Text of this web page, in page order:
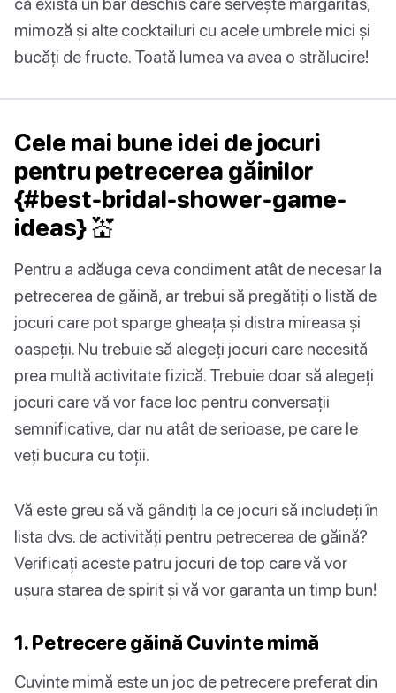
mimoză și alte cocktailuri cu acele umbrele mici și
bucăți de fructe. Toată lumea va avea o strălucire!
Cele mai bune idei de jocuri
pentru petrecerea găinilor
{#best-bridal-shower-game-
ideas} 💒
Pentru a adăuga ceva condiment atât de necesar la
petrecerea de găină, ar trebui să pregătiți o listă de
jocuri care pot sparge gheața și distra mireasa și
oaspeții. Nu trebuie să alegeți jocuri care necesită
prea multă activitate fizică. Trebuie doar să alegeți
jocuri care vă vor face loc pentru conversații
semnificative, dar nu atât de serioase, pe care le
veți bucura cu toții.
Vă este greu să vă gândiți la ce jocuri să includeți în
lista dvs. de activități pentru petrecerea de găină?
Verificați aceste patru jocuri de top care vă vor
ușura starea de spirit și vă vor garanta un timp bun!
1. Petrecere găină Cuvinte mimă
Cuvinte mimă este un joc de petrecere preferat din